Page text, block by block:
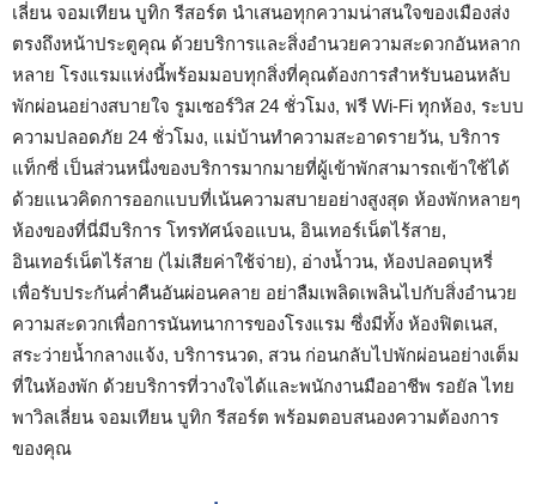
เลี่ยน จอมเทียน บูทิก รีสอร์ต นำเสนอทุกความน่าสนใจของเมืองส่ง
ตรงถึงหน้าประตูคุณ ด้วยบริการและสิ่งอำนวยความสะดวกอันหลาก
หลาย โรงแรมแห่งนี้พร้อมมอบทุกสิ่งที่คุณต้องการสำหรับนอนหลับ
พักผ่อนอย่างสบายใจ รูมเซอร์วิส 24 ชั่วโมง, ฟรี Wi-Fi ทุกห้อง, ระบบ
ความปลอดภัย 24 ชั่วโมง, แม่บ้านทำความสะอาดรายวัน, บริการ
แท็กซี่ เป็นส่วนหนึ่งของบริการมากมายที่ผู้เข้าพักสามารถเข้าใช้ได้
ด้วยแนวคิดการออกแบบที่เน้นความสบายอย่างสูงสุด ห้องพักหลายๆ
ห้องของที่นี่มีบริการ โทรทัศน์จอแบน, อินเทอร์เน็ตไร้สาย,
อินเทอร์เน็ตไร้สาย (ไม่เสียค่าใช้จ่าย), อ่างน้ำวน, ห้องปลอดบุหรี่
เพื่อรับประกันค่ำคืนอันผ่อนคลาย อย่าลืมเพลิดเพลินไปกับสิ่งอำนวย
ความสะดวกเพื่อการนันทนาการของโรงแรม ซึ่งมีทั้ง ห้องฟิตเนส,
สระว่ายน้ำกลางแจ้ง, บริการนวด, สวน ก่อนกลับไปพักผ่อนอย่างเต็ม
ที่ในห้องพัก ด้วยบริการที่วางใจได้และพนักงานมืออาชีพ รอยัล ไทย
พาวิลเลี่ยน จอมเทียน บูทิก รีสอร์ต พร้อมตอบสนองความต้องการ
ของคุณ